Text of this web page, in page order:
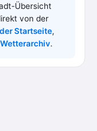
Übersicht
von der
Startseite,
Wetterarchiv.